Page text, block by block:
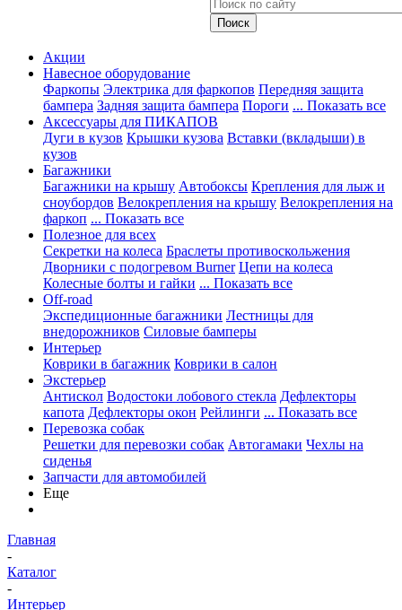
Акции
Навесное оборудование
Фаркопы Электрика для фаркопов Передняя защита
бампера Задняя защита бампера Пороги ... Показать все
Аксессуары для ПИКАПОВ
Дуги в кузов Крышки кузова Вставки (вкладыши) в
кузов
Багажники
Багажники на крышу Автобоксы Крепления для лыж и
сноубордов Велокрепления на крышу Велокрепления на
фаркоп ... Показать все
Полезное для всех
Секретки на колеса Браслеты противоскольжения
Дворники с подогревом Burner Цепи на колеса
Колесные болты и гайки ... Показать все
Off-road
Экспедиционные багажники Лестницы для
внедорожников Силовые бамперы
Интерьер
Коврики в багажник Коврики в салон
Экстерьер
Антискол Водостоки лобового стекла Дефлекторы
капота Дефлекторы окон Рейлинги ... Показать все
Перевозка собак
Решетки для перевозки собак Автогамаки Чехлы на
сиденья
Запчасти для автомобилей
Еще
Главная
-
Каталог
-
Интерьер